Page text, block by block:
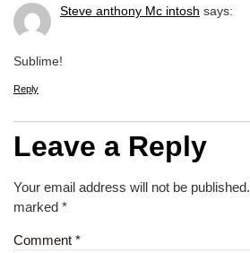
Steve anthony Mc intosh says:
Sublime!
Reply
Leave a Reply
Your email address will not be published.
marked *
Comment *